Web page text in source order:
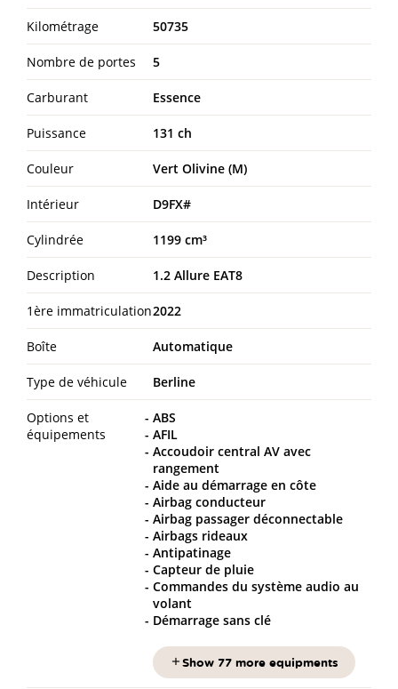
Kilométrage 50735
Nombre de portes 5
Carburant Essence
Puissance 131 ch
Couleur Vert Olivine (M)
Intérieur D9FX#
Cylindrée 1199 cm³
Description 1.2 Allure EAT8
1ère immatriculation2022
Boîte Automatique
Type de véhicule Berline
Options et
équipements
ABS
AFIL
Accoudoir central AV avec
rangement
Aide au démarrage en côte
Airbag conducteur
Airbag passager déconnectable
Airbags rideaux
Antipatinage
Capteur de pluie
Commandes du système audio au
volant
Démarrage sans clé
Show 77 more equipments